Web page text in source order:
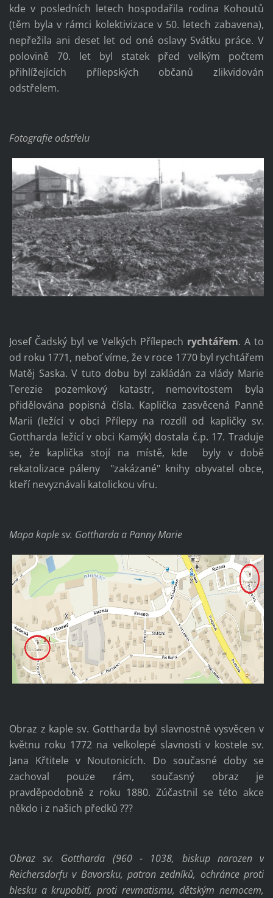
kde v posledních letech hospodařila rodina Kohoutů
(těm byla v rámci kolektivizace v 50. letech zabavena),
nepřežila ani deset let od oné oslavy Svátku práce. V
polovině 70. let byl statek před velkým počtem
přihlížejících přílepských občanů zlikvidován
odstřelem.
Fotografie odstřelu
Josef Čadský byl ve Velkých Přílepech rychtářem. A to
od roku 1771, neboť víme, že v roce 1770 byl rychtářem
Matěj Saska. V tuto dobu byl zakládán za vlády Marie
Terezie pozemkový katastr, nemovitostem byla
přidělována popisná čísla. Kaplička zasvěcená Panně
Marii (ležící v obci Přílepy na rozdíl od kapličky sv.
Gottharda ležící v obci Kamýk) dostala č.p. 17. Traduje
se, že kaplička stojí na místě, kde byly v době
rekatolizace páleny "zakázané" knihy obyvatel obce,
kteří nevyznávali katolickou víru.
Mapa kaple sv. Gottharda a Panny Marie
Obraz z kaple sv. Gottharda byl slavnostně vysvěcen v
květnu roku 1772 na velkolepé slavnosti v kostele sv.
Jana Křtitele v Noutonicích. Do současné doby se
zachoval pouze rám, současný obraz je
pravděpodobně z roku 1880. Zúčastnil se této akce
někdo i z našich předků ???
Obraz sv. Gottharda (960 - 1038, biskup narozen v
Reichersdorfu v Bavorsku, patron zedníků, ochránce proti
blesku a krupobití, proti revmatismu, dětským nemocem,